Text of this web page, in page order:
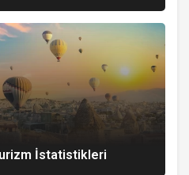
İstatistikleri